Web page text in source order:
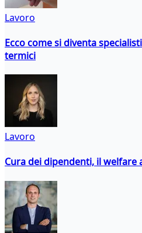
Lavoro
Ecco come si diventa
termici
Lavoro
Cura dei dipendenti, il welfare